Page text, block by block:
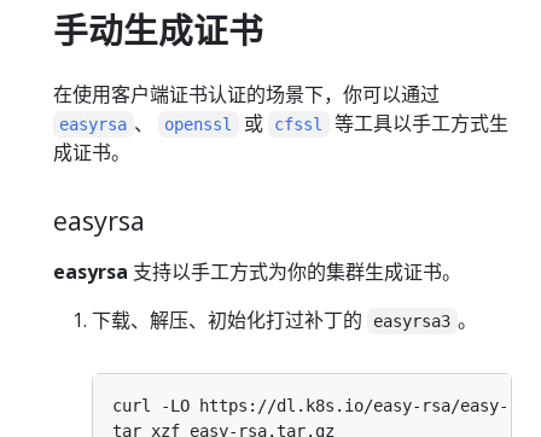
手动生成证书
在使用客户端证书认证的场景下，你可以通过
easyrsa 、 openssl 或 cfssl
等工具以手工方式生
成证书。
easyrsa
easyrsa 支持以手工方式为你的集群生成证书。
下载、解压、初始化打过补丁的
easyrsa3 。